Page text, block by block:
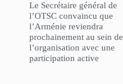
Le Secrétaire général de
l’OTSC convaincu que
l’Arménie reviendra
prochainement au sein de
l’organisation avec une
participation active